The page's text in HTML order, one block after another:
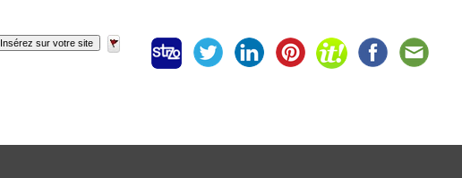
Insérez sur votre site